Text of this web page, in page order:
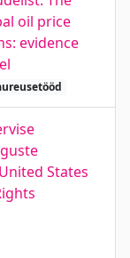
oil price
evidence
States